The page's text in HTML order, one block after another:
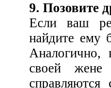
9. Позовите
Если ваш
найдите ему
своей